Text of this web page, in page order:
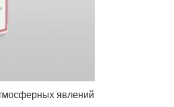
явлений